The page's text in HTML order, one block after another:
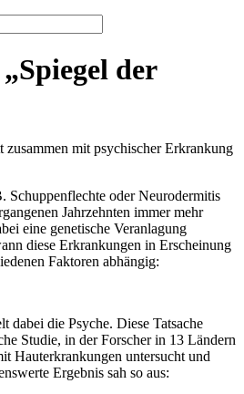
der
zusammen mit psychischer Erkrankung
Schuppenflechte oder Neurodermitis
Jahrzehnten immer mehr
eine genetische Veranlagung
diese Erkrankungen in Erscheinung
Faktoren abhängig:
dabei die Psyche. Diese Tatsache
Studie, in der Forscher in 13 Ländern
Hauterkrankungen untersucht und
Ergebnis sah so aus: